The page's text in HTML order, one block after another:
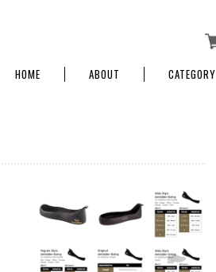
HOME ABOUT CATEGORY